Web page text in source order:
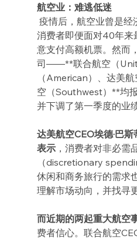
航空业：难逃低迷
疫情后，航空业曾是经
消费者即便面对40年来
意支付高额机票。然而
司——**联合航空（
（American）、达美
空（Southwest）**均
并下调了第一季度的业
达美航空CEO埃德·巴斯
表示，消费者对非必需
（discretionary
休闲和商务旅行的需求
理解市场动向，并找寻
而近期的两起重大航空
费者信心。联合航空